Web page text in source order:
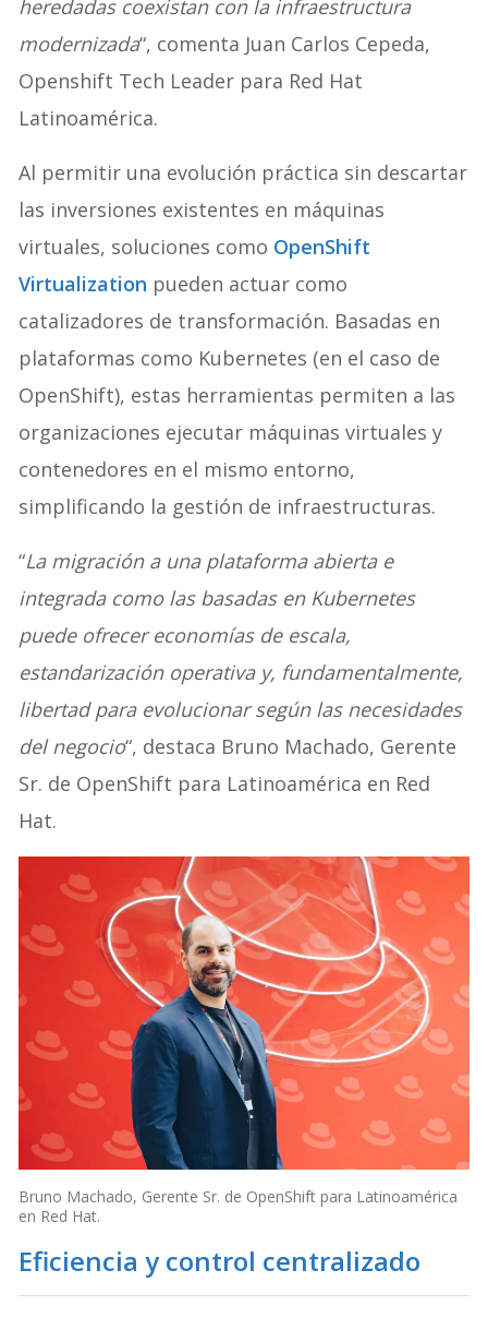
heredadas coexistan con la infraestructura
modernizada“, comenta Juan Carlos Cepeda,
Openshift Tech Leader para Red Hat
Latinoamérica.
Al permitir una evolución práctica sin descartar
las inversiones existentes en máquinas
virtuales, soluciones como OpenShift
Virtualization pueden actuar como
catalizadores de transformación. Basadas en
plataformas como Kubernetes (en el caso de
OpenShift), estas herramientas permiten a las
organizaciones ejecutar máquinas virtuales y
contenedores en el mismo entorno,
simplificando la gestión de infraestructuras.
“La migración a una plataforma abierta e
integrada como las basadas en Kubernetes
puede ofrecer economías de escala,
estandarización operativa y, fundamentalmente,
libertad para evolucionar según las necesidades
del negocio“, destaca Bruno Machado, Gerente
Sr. de OpenShift para Latinoamérica en Red
Hat.
Bruno Machado, Gerente Sr. de OpenShift para Latinoamérica
en Red Hat.
Eficiencia y control centralizado